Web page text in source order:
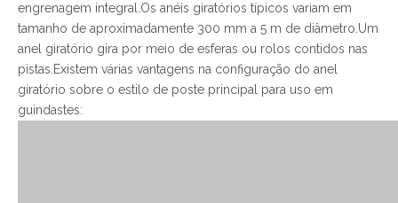
engrenagem integral.Os anéis giratórios típicos variam em
tamanho de aproximadamente 300 mm a 5 m de diâmetro.Um
anel giratório gira por meio de esferas ou rolos contidos nas
pistas.Existem várias vantagens na configuração do anel
giratório sobre o estilo de poste principal para uso em
guindastes: